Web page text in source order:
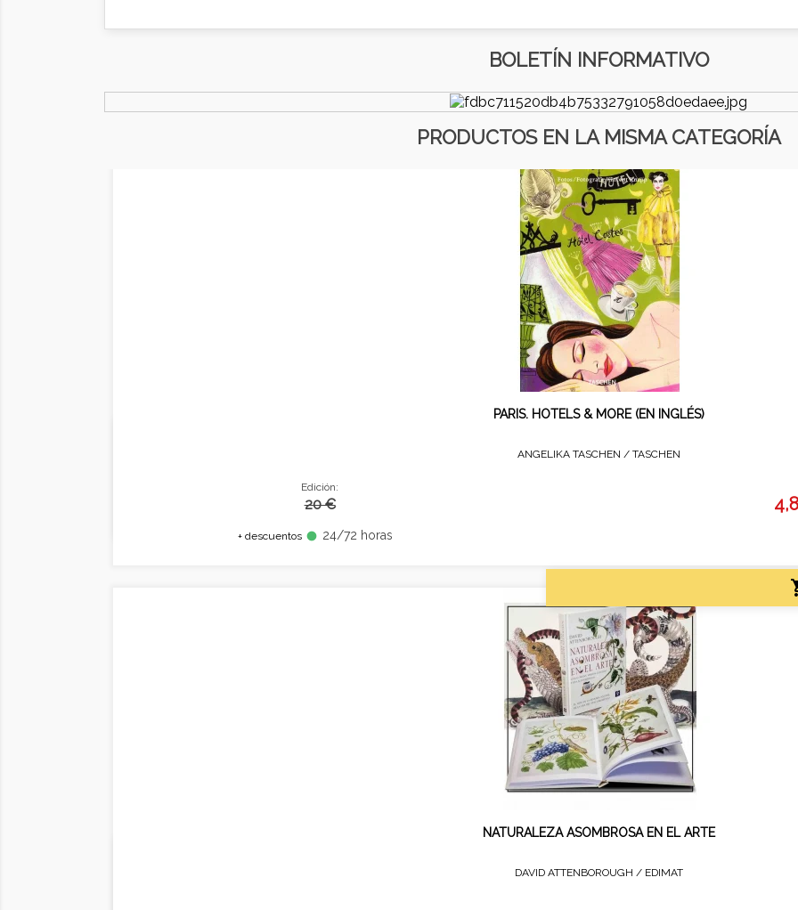
BOLETÍN INFORMATIVO
PRODUCTOS EN LA MISMA CATEGORÍA
PARIS. HOTELS & MORE (EN INGLÉS)
ANGELIKA TASCHEN / TASCHEN
Edición:
20 €
+ descuentos fiber_manual_record 24/72 horas
NATURALEZA ASOMBROSA EN EL ARTE
DAVID ATTENBOROUGH / EDIMAT